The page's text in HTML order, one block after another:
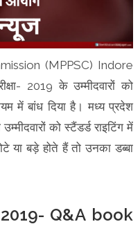
(MPPSC) Indore
2019 के उम्मीदवारों को
में बांध दिया है। मध्य प्रदेश
को स्टैंडर्ड राइटिंग में
या बड़े होते हैं तो उनका डब्बा
Q&A book